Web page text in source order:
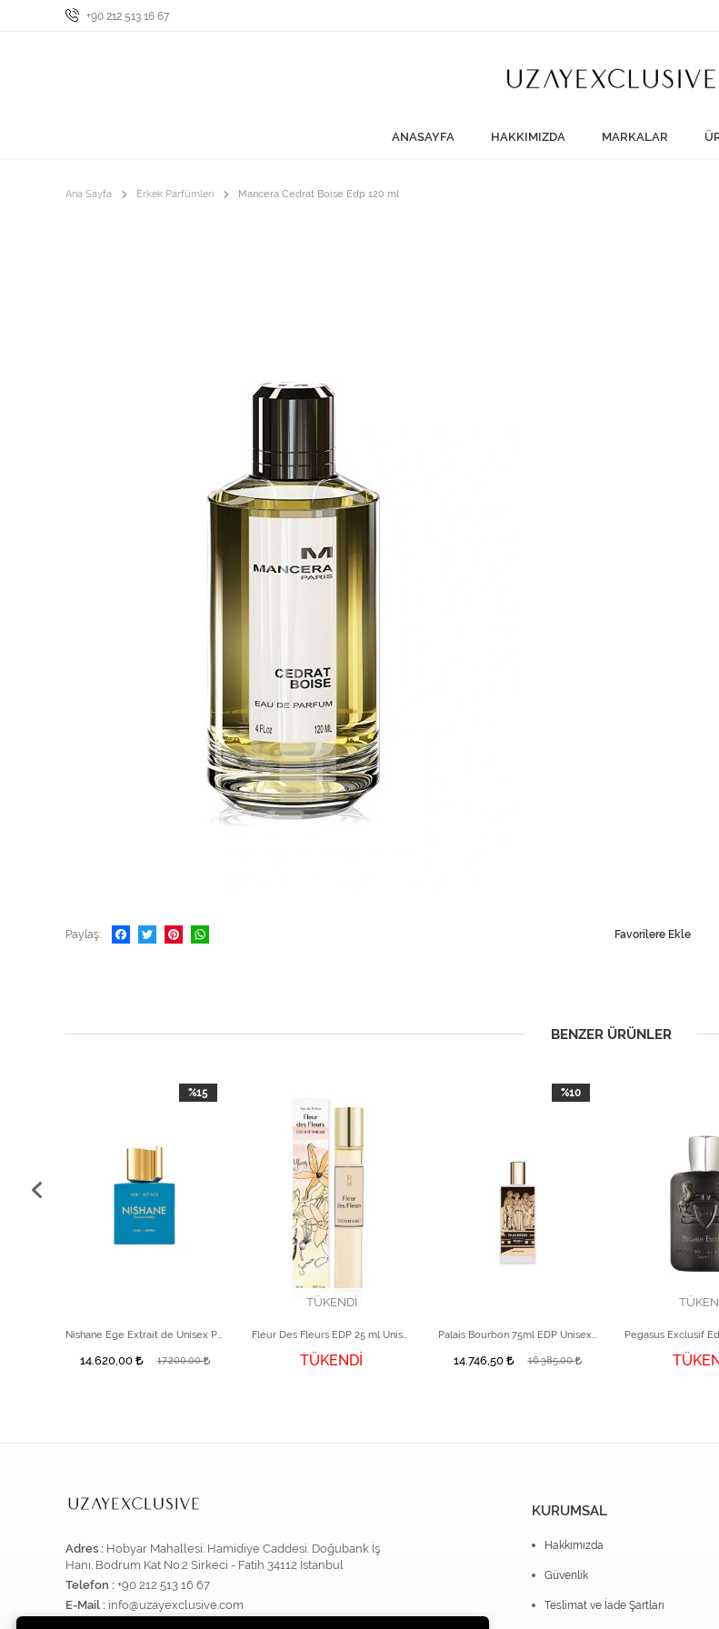
+90 212 513 16 67
ANASAYFA HAKKIMIZDA MARKALAR
Ana Sayfa Erkek Parfümleri Mancera Cedrat Boise Edp 120 ml
Paylaş Favorilere Ekle
BENZER ÜRÜNLER
14.620,00 17.200,00
%15
TÜKENDİ
TÜKENDİ 14.746,50 16.385,00
%10
Adres : Hobyar Mahallesi. Hamidiye Caddesi. Doğubank İş
Hanı. Bodrum Kat No:2 Sirkeci - Fatih 34112 İstanbul
Telefon : +90 212 513 16 67
E-Mail : info@uzayexclusive.com
KURUMSAL
Hakkımızda
Güvenlik
Teslimat ve İade Şartları